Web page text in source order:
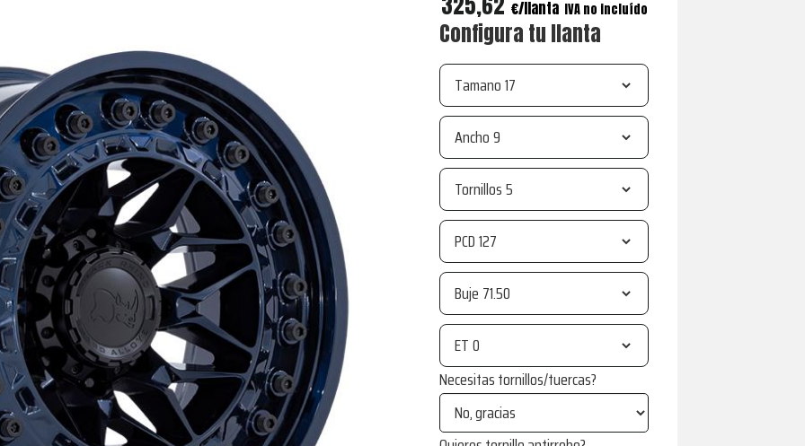
€ IVA no incluído
Configura tu llanta
Tamano
Ancho
Tornillos
PCD
Buje
ET
Necesitas tornillos/tuercas?